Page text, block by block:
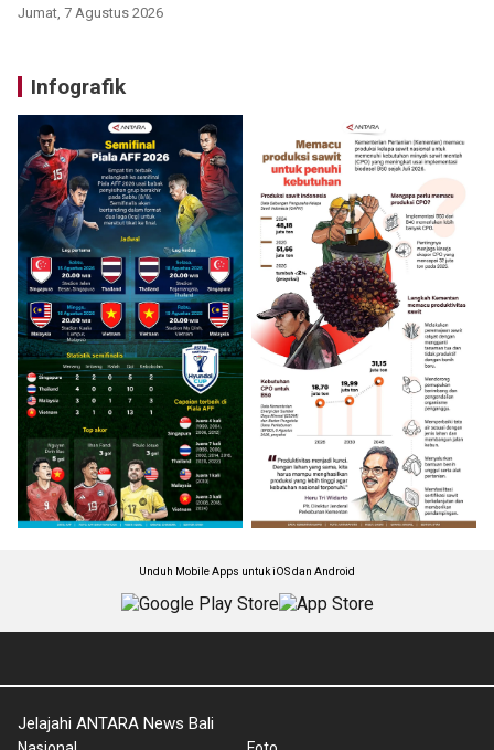
Jumat, 7 Agustus 2026
Infografik
Unduh Mobile Apps untuk iOS dan Android
Jelajahi ANTARA News Bali